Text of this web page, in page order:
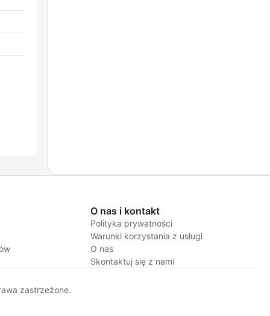
O nas i kontakt
Polityka prywatności
Warunki korzystania z usługi
O nas
Skontaktuj się z nami
zastrzeżone.